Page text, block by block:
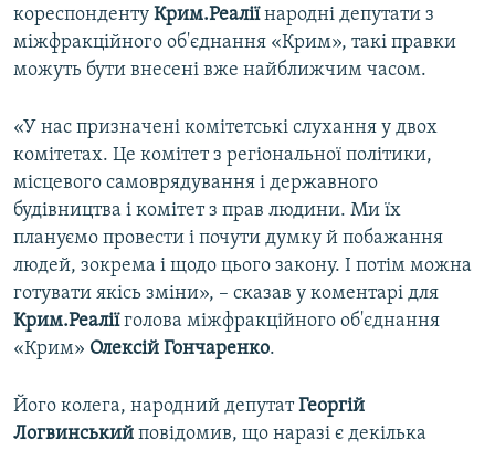
кореспонденту Крим.Реаліїнародні депутати з
міжфракційного об'єднання «Крим», такі правки
можуть бути внесені вже найближчим часом.
«У нас призначені комітетські слухання у двох
комітетах. Це комітет з регіональної політики,
місцевого самоврядування і державного
будівництва і комітет з прав людини. Ми їх
плануємо провести і почути думку й побажання
людей, зокрема і щодо цього закону. І потім можна
готувати якісь зміни», – сказав у коментарі для
Крим.Реаліїголова міжфракційного об'єднання
«Крим» Олексій Гончаренко.
Його колега, народний депутатГеоргій
Логвинський повідомив, що наразі є декілька